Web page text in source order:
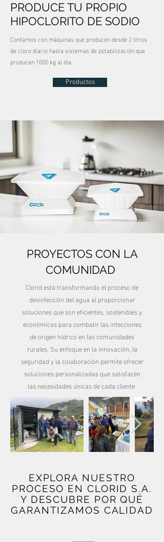
PRODUCE TU PROPIO
HIPOCLORITO DE SODIO
Contamos con máquinas que producen desde 2 litros
de cloro diario hasta sistemas de potabilización que
producen 1000 kg al día.
Productos
PROYECTOS CON LA
COMUNIDAD
Clorid está transformando el proceso de
desinfección del agua al proporcionar
soluciones que son eficientes, sostenibles y
económicas para combatir las infecciones
de origen hídrico en las comunidades
rurales. Su enfoque en la innovación, la
seguridad y la colaboración permite ofrecer
soluciones personalizadas que satisfacen
las necesidades únicas de cada cliente
EXPLORA NUESTRO
PROCESO EN CLORID S.A.
Y DESCUBRE POR QUÉ
GARANTIZAMOS CALIDAD